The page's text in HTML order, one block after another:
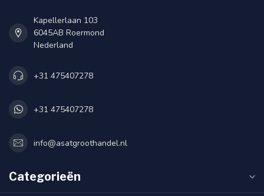
Kapellerlaan 103
6045AB Roermond
Nederland
+31 475407278
+31 475407278
info@asatgroothandel.nl
Categorieën